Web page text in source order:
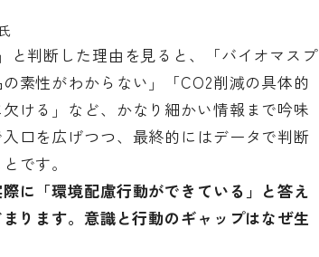
と判断した理由を見ると、「バイオマスプ
素性がわからない」「CO2削減の具体的
ける」など、かなり細かい情報まで吟味
口を広げつつ、最終的にはデータで判断
です。
に「環境配慮行動ができている」と答え
ります。意識と行動のギャップはなぜ生